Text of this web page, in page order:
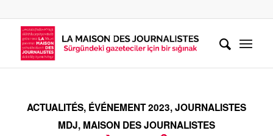
ACTUALITÉS, ÉVÉNEMENT 2023,JOURNALISTES
MDJ, MAISON DES JOURNALISTES